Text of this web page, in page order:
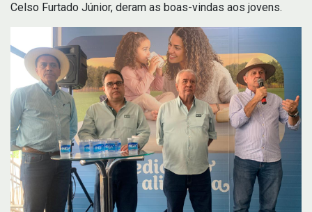
Celso Furtado Júnior, deram as boas-vindas aos jovens.